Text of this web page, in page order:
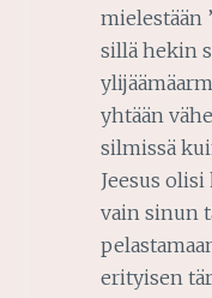
mielestään
sillä hekin
yhtään
silmissä
Jeesus
vain sinun
erityisen